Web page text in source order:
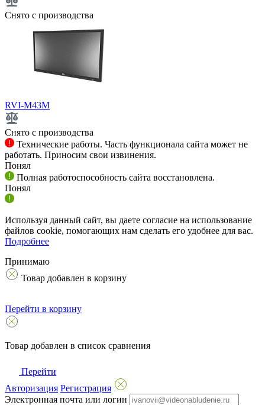
Снято с производства
RVI-M43M
Снято с производства
Технические работы. Часть функционала сайта может не
работать. Приносим свои извинения.
Понял
Полная работоспособность сайта восстановлена.
Понял
Используя данный сайт, вы даете согласие на использование
файлов cookie, помогающих нам сделать его удобнее для вас.
Подробнее
Принимаю
Товар добавлен в корзину
Перейти в корзину
Товар добавлен в список сравнения
Перейти
Авторизация Регистрация
Электронная почта или логин